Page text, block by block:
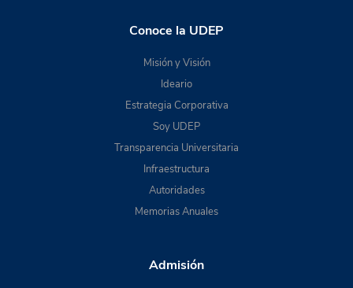
Conoce la UDEP
Misión y Visión
Ideario
Estrategia Corporativa
Soy UDEP
Transparencia Universitaria
Infraestructura
Autoridades
Memorias Anuales
Admisión